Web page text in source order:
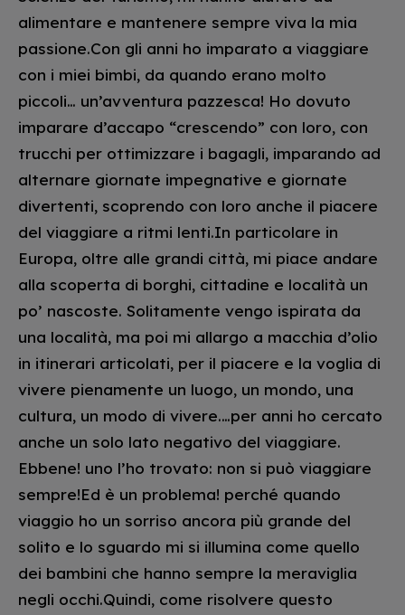
alimentare e mantenere sempre viva la mia
passione.Con gli anni ho imparato a viaggiare
con i miei bimbi, da quando erano molto
piccoli… un’avventura pazzesca! Ho dovuto
imparare d’accapo “crescendo” con loro, con
trucchi per ottimizzare i bagagli, imparando ad
alternare giornate impegnative e giornate
divertenti, scoprendo con loro anche il piacere
del viaggiare a ritmi lenti.In particolare in
Europa, oltre alle grandi città, mi piace andare
alla scoperta di borghi, cittadine e località un
po’ nascoste. Solitamente vengo ispirata da
una località, ma poi mi allargo a macchia d’olio
in itinerari articolati, per il piacere e la voglia di
vivere pienamente un luogo, un mondo, una
cultura, un modo di vivere.…per anni ho cercato
anche un solo lato negativo del viaggiare.
Ebbene! uno l’ho trovato: non si può viaggiare
sempre!Ed è un problema! perché quando
viaggio ho un sorriso ancora più grande del
solito e lo sguardo mi si illumina come quello
dei bambini che hanno sempre la meraviglia
negli occhi.Quindi, come risolvere questo